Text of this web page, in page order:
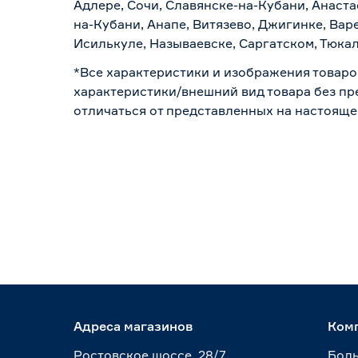
Адлере, Сочи, Славянске-на-Кубани,
на-Кубани, Анапе, Витязево, Джигинке,
Исилькуле, Называевске, Саргатском,
*Все характеристики и изображения
характеристики/внешний вид товара без
отличаться от представленных на
Адреса магазинов
Ростовское шоссе, 28/7